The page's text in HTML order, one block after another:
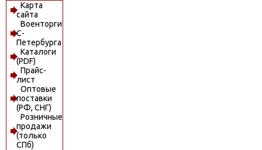
Карта
сайта
Военторги
С-
Петербурга
Каталоги
(PDF)
Прайс-
лист
Оптовые
поставки
(РФ, СНГ)
Розничные
продажи
(только
СПб)